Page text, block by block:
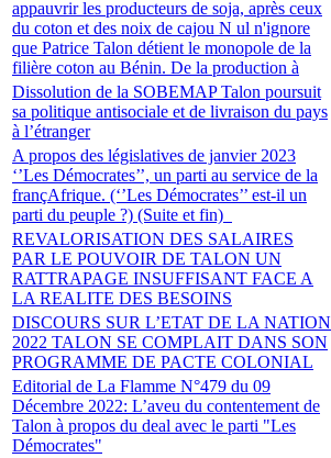
appauvrir les producteurs de soja, après ceux
du coton et des noix de cajou N ul n'ignore
que Patrice Talon détient le monopole de la
filière coton au Bénin. De la production à
Dissolution de la SOBEMAP Talon poursuit
sa politique antisociale et de livraison du pays
à l’étranger
A propos des législatives de janvier 2023
‘’Les Démocrates’’, un parti au service de la
françAfrique. (‘’Les Démocrates’’ est-il un
parti du peuple ?) (Suite et fin)
REVALORISATION DES SALAIRES
PAR LE POUVOIR DE TALON UN
RATTRAPAGE INSUFFISANT FACE A
LA REALITE DES BESOINS
DISCOURS SUR L’ETAT DE LA NATION
2022 TALON SE COMPLAIT DANS SON
PROGRAMME DE PACTE COLONIAL
Editorial de La Flamme N°479 du 09
Décembre 2022: L’aveu du contentement de
Talon à propos du deal avec le parti "Les
Démocrates"